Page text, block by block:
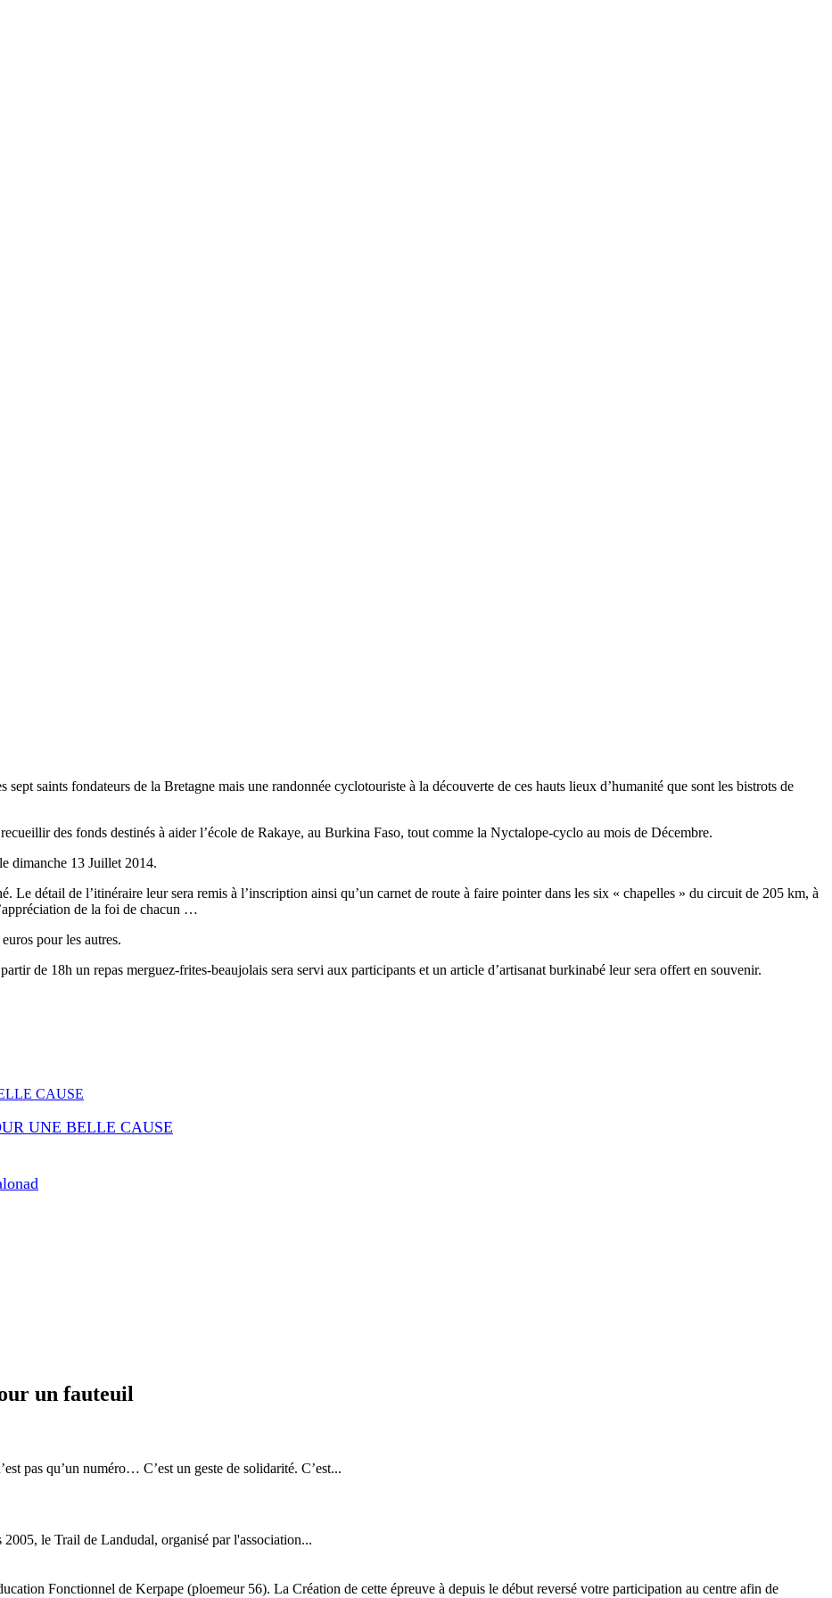
sept saints fondateurs de la Bretagne mais une randonnée cyclotouriste à la découverte de ces hauts lieux d’humanité que sont les bistrots de
des fonds destinés à aider l’école de Rakaye, au Burkina Faso, tout comme la Nyctalope-cyclo au mois de Décembre.
dimanche 13 Juillet 2014.
Le détail de l’itinéraire leur sera remis à l’inscription ainsi qu’un carnet de route à faire pointer dans les six « chapelles » du circuit de 205 km, à
de la foi de chacun …
pour les autres.
de 18h un repas merguez-frites-beaujolais sera servi aux participants et un article d’artisanat burkinabé leur sera offert en souvenir.
UNE BELLE CAUSE
un fauteuil
pas qu’un numéro… C’est un geste de solidarité. C’est...
le Trail de Landudal, organisé par l'association...
Fonctionnel de Kerpape (ploemeur 56). La Création de cette épreuve à depuis le début reversé votre participation au centre afin de